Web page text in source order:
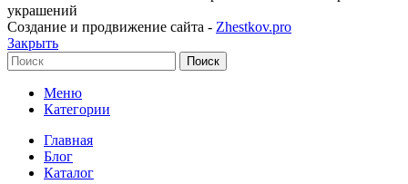
украшений
Создание и продвижение сайта - Zhestkov.pro
Закрыть
Поиск
Меню
Категории
Главная
Блог
Каталог